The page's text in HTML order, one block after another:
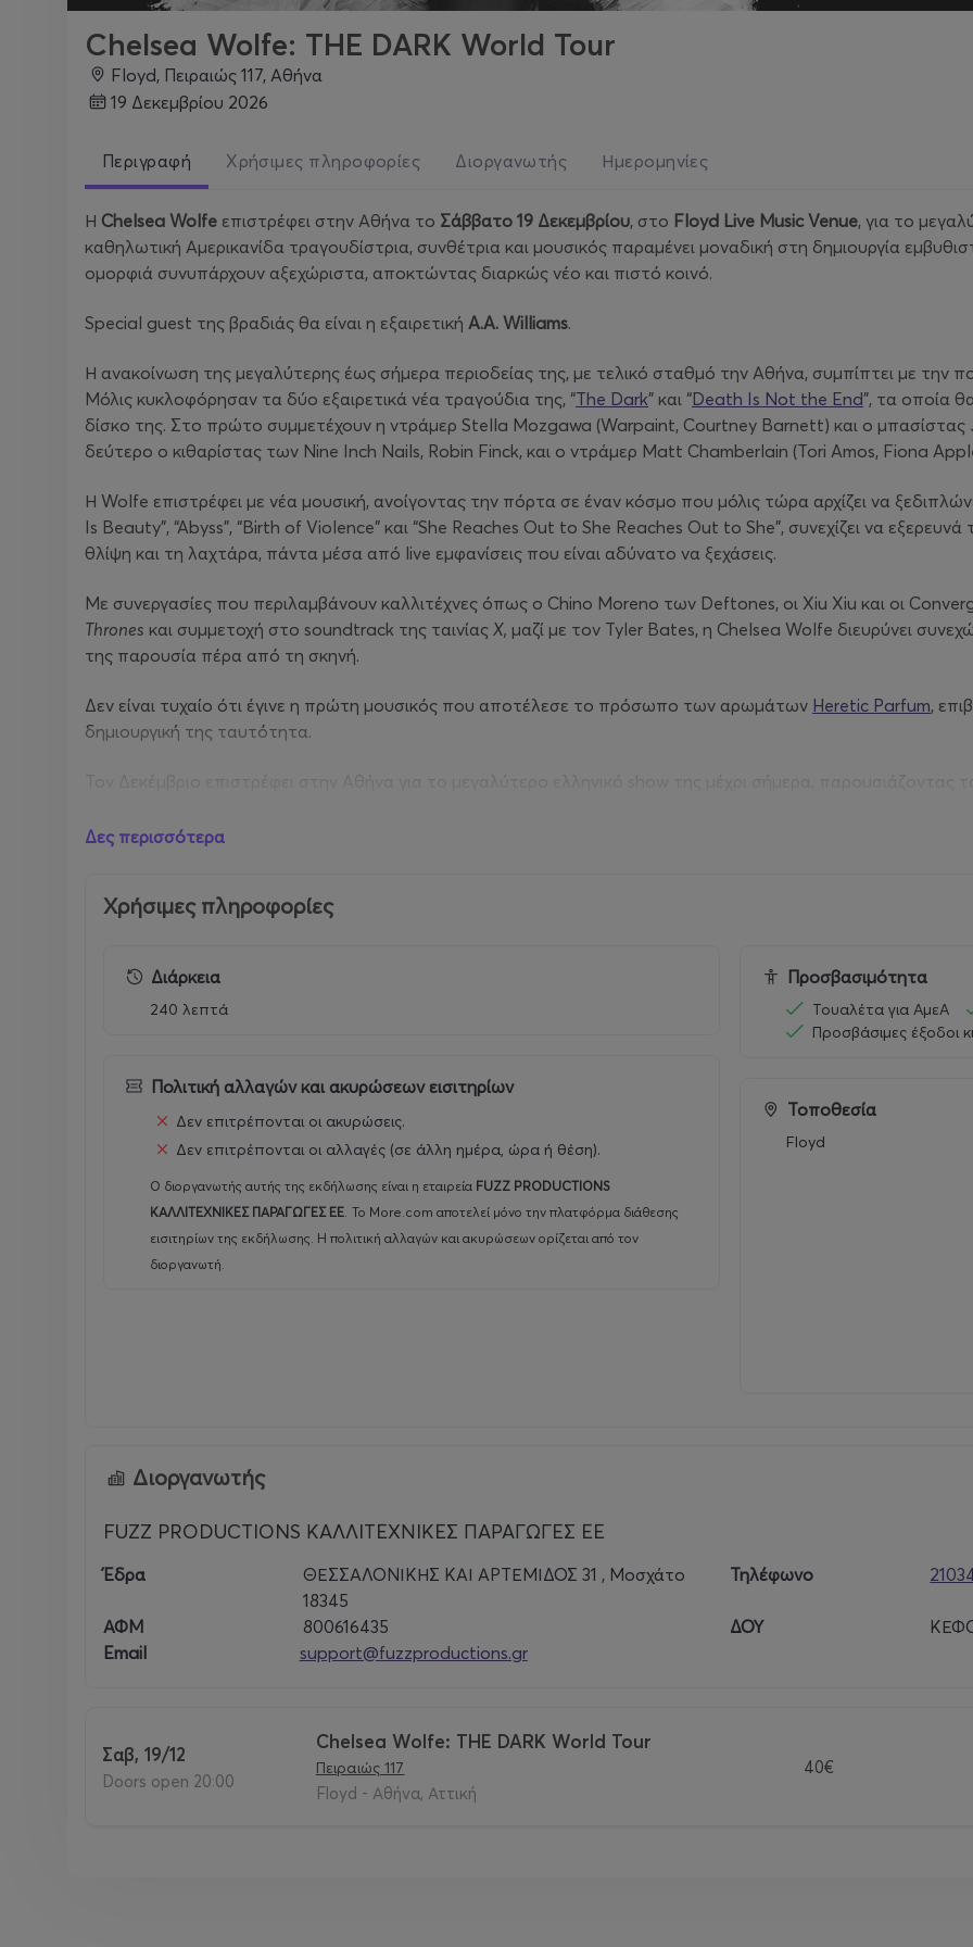
Chelsea Wolfe: THE DARK World Tour
Floyd, Πειραιώς 117, Αθήνα
19 Δεκεμβρίου 2026
Περιγραφή Χρήσιμες πληροφορίες Διοργανωτής Ημερομηνίες
Η Chelsea Wolfe επιστρέφει στην Αθήνα το Σάββατο 19 Δεκεμβρίου, στο Floyd Live Music Venue, για το
καθηλωτική Αμερικανίδα τραγουδίστρια, συνθέτρια και μουσικός παραμένει μοναδική στη δημιουργία
ομορφιά συνυπάρχουν αξεχώριστα, αποκτώντας διαρκώς νέο και πιστό κοινό.
Special guest της βραδιάς θα είναι η εξαιρετική A.A. Williams.
Η ανακοίνωση της μεγαλύτερης έως σήμερα περιοδείας της, με τελικό σταθμό την Αθήνα, συμπίπτει με την
Μόλις κυκλοφόρησαν τα δύο εξαιρετικά νέα τραγούδια της, “The Dark” και “Death Is Not the End”, τα οποία
δίσκο της. Στο πρώτο συμμετέχουν η ντράμερ Stella Mozgawa (Warpaint, Courtney Barnett) και ο
δεύτερο ο κιθαρίστας των Nine Inch Nails, Robin Finck, και ο ντράμερ Matt Chamberlain (Tori Amos, Fiona
Η Wolfe επιστρέφει με νέα μουσική, ανοίγοντας την πόρτα σε έναν κόσμο που μόλις τώρα αρχίζει να
Is Beauty”, “Abyss”, “Birth of Violence” και “She Reaches Out to She Reaches Out to She”, συνεχίζει να
θλίψη και τη λαχτάρα, πάντα μέσα από live εμφανίσεις που είναι αδύνατο να ξεχάσεις.
Με συνεργασίες που περιλαμβάνουν καλλιτέχνες όπως ο Chino Moreno των Deftones, οι Xiu Xiu και οι
Thrones και συμμετοχή στο soundtrack της ταινίας X, μαζί με τον Tyler Bates, η Chelsea Wolfe διευρύνει
της παρουσία πέρα από τη σκηνή.
Δεν είναι τυχαίο ότι έγινε η πρώτη μουσικός που αποτέλεσε το πρόσωπο των αρωμάτων Heretic Parfum,
δημιουργική της ταυτότητα.
Mε post-rock ύφος με πολλά ακόμα διαφορετικά στοιχεία, δημιουργεί ένταση και ομορφιά μέσα από μια
Follow Chelsea Wolfe
Διάθεση εισιτηρίων:
Τηλεφωνικά στο 2117700000
Onlinemore.com/ Floyd.gr
Φυσικά σημεία: https://www.more.com/gr-el/physical-spots/
VIP Packages "Chelsea Wolfe THE DARK Tour" >
*Σύμφωνα με την ισχύουσα νομοθεσία, απαγορεύεται η είσοδος και η παραμονή ανηλίκων στον χώρο της
Δες περισσότερα
Χρήσιμες πληροφορίες
Διάρκεια
240 λεπτά
Πολιτική αλλαγών και ακυρώσεων εισιτηρίων
Δεν επιτρέπονται οι ακυρώσεις.
Δεν επιτρέπονται οι αλλαγές (σε άλλη ημέρα, ώρα ή θέση).
Ο διοργανωτής αυτής της εκδήλωσης είναι η εταιρεία FUZZ PRODUCTIONS
ΚΑΛΛΙΤΕΧΝΙΚΕΣ ΠΑΡΑΓΩΓΕΣ ΕΕ. Το More.com αποτελεί μόνο την πλατφόρμα διάθεσης
εισιτηρίων της εκδήλωσης. Η πολιτική αλλαγών και ακυρώσεων ορίζεται από τον
διοργανωτή.
Προσβασιμότητα
Τουαλέτα για ΑμεΑ
Προσβάσιμες έξοδοι
Τοποθεσία
Floyd
Διοργανωτής
FUZZ PRODUCTIONS ΚΑΛΛΙΤΕΧΝΙΚΕΣ ΠΑΡΑΓΩΓΕΣ ΕΕ
Έδρα
ΘΕΣΣΑΛΟΝΙΚΗΣ ΚΑΙ ΑΡΤΕΜΙΔΟΣ 31 , Μοσχάτο
18345
Τηλέφωνο
ΑΦΜ 800616435 ΔΟΥ
Email
support@fuzzproductions.gr
Σαβ, 19/12
Doors open 20:00
Chelsea Wolfe: THE DARK World Tour
Πειραιώς 117
Floyd - Αθήνα, Αττική
40€